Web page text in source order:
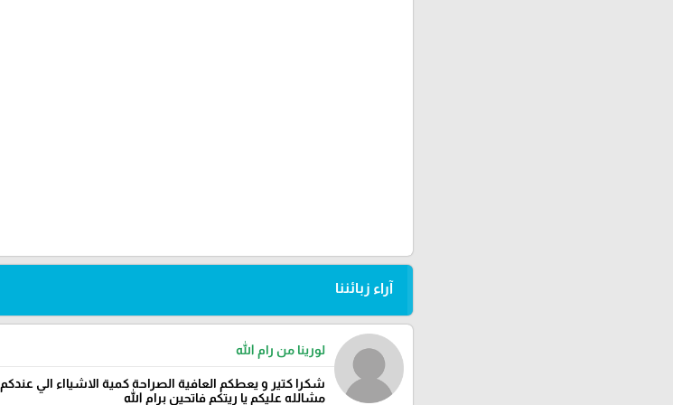
آراء زبائننا
لورينا من رام الله
شكرا كتير و يعطكم العافية الصراحة كمية الاشيااء الي عندكم
مشالله عليكم يا ريتكم فاتحين برام الله